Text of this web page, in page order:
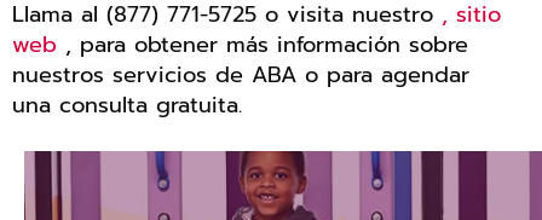
Llama al (877) 771-5725 o visita nuestro , sitio
web , para obtener más información sobre
nuestros servicios de ABA o para agendar
una consulta gratuita.